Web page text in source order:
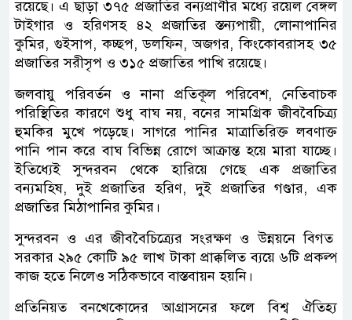
রয়েছে। এ ছাড়া ৩৭৫ প্রজাতির বন্যপ্রাণীর মধ্যে রয়েল বেঙ্গল
টাইগার ও হরিণসহ ৪২ প্রজাতির স্তন্যপায়ী, লোনাপানির
কুমির, গুইসাপ, কচ্ছপ, ডলফিন, অজগর, কিংকোবরাসহ ৩৫
প্রজাতির সরীসৃপ ও ৩১৫ প্রজাতির পাখি রয়েছে।
জলবায়ু পরিবর্তন ও নানা প্রতিকূল পরিবেশ, নেতিবাচক
পরিস্থিতির কারণে শুধু বাঘ নয়, বনের সামগ্রিক জীববৈচিত্র্য
হুমকির মুখে পড়েছে। সাগরে পানির মাত্রাতিরিক্ত লবণাক্ত
পানি পান করে বাঘ বিভিন্ন রোগে আক্রান্ত হয়ে মারা যাচ্ছে।
ইতিধ্যেই সুন্দরবন থেকে হারিয়ে গেছে এক প্রজাতির
বন্যমহিষ, দুই প্রজাতির হরিণ, দুই প্রজাতির গণ্ডার, এক
প্রজাতির মিঠাপানির কুমির।
সুন্দরবন ও এর জীববৈচিত্র্যের সংরক্ষণ ও উন্নয়নে বিগত
সরকার ২৯৫ কোটি ৯৫ লাখ টাকা প্রাক্কলিত ব্যয়ে ৬টি প্রকল্প
কাজ হতে নিলেও সঠিকভাবে বাস্তবায়ন হয়নি।
প্রতিনিয়ত বনখেকোদের আগ্রাসনের ফলে বিশ্ব ঐতিহ্য